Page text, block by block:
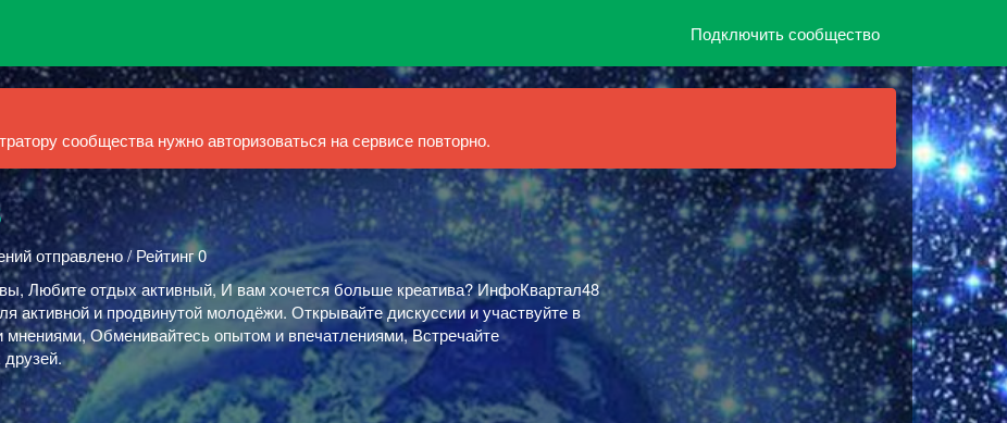
Подключить сообщество
сообщества нужно авторизоваться на сервисе повторно.
отправлено / Рейтинг 0
Любите отдых активный, И вам хочется больше креатива? ИнфоКвартал48
активной и продвинутой молодёжи. Открывайте дискуссии и участвуйте в
Обменивайтесь опытом и впечатлениями, Встречайте